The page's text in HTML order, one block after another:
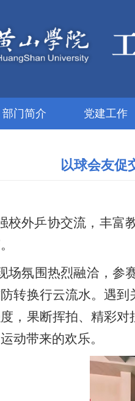
部门简介 党建工作
以球会友促
校外乒协交流 ，丰富
场氛围热烈融洽 ，参
转换行云流水。遇
度，果断挥拍、精彩
动带来的欢乐。